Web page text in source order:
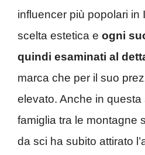
influencer più popolari in
scelta estetica e ogni
quindi esaminati al
marca che per il suo
elevato. Anche in questa
famiglia tra le montagne
da sci ha subito attirato